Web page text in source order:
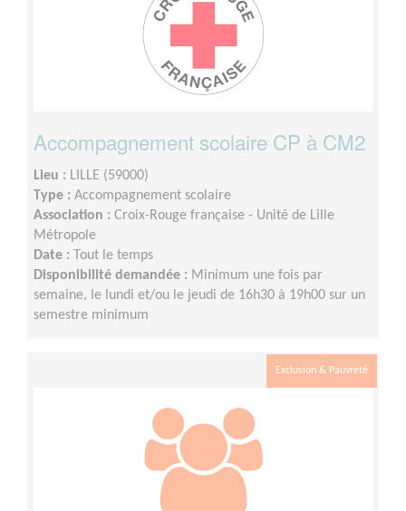
Accompagnement scolaire CP à CM2
Lieu : LILLE (59000)
Type : Accompagnement scolaire
Association : Croix-Rouge française - Unité de Lille
Métropole
Date : Tout le temps
Disponibilité demandée : Minimum une fois par
semaine, le lundi et/ou le jeudi de 16h30 à 19h00 sur un
semestre minimum
Exclusion & Pauvreté